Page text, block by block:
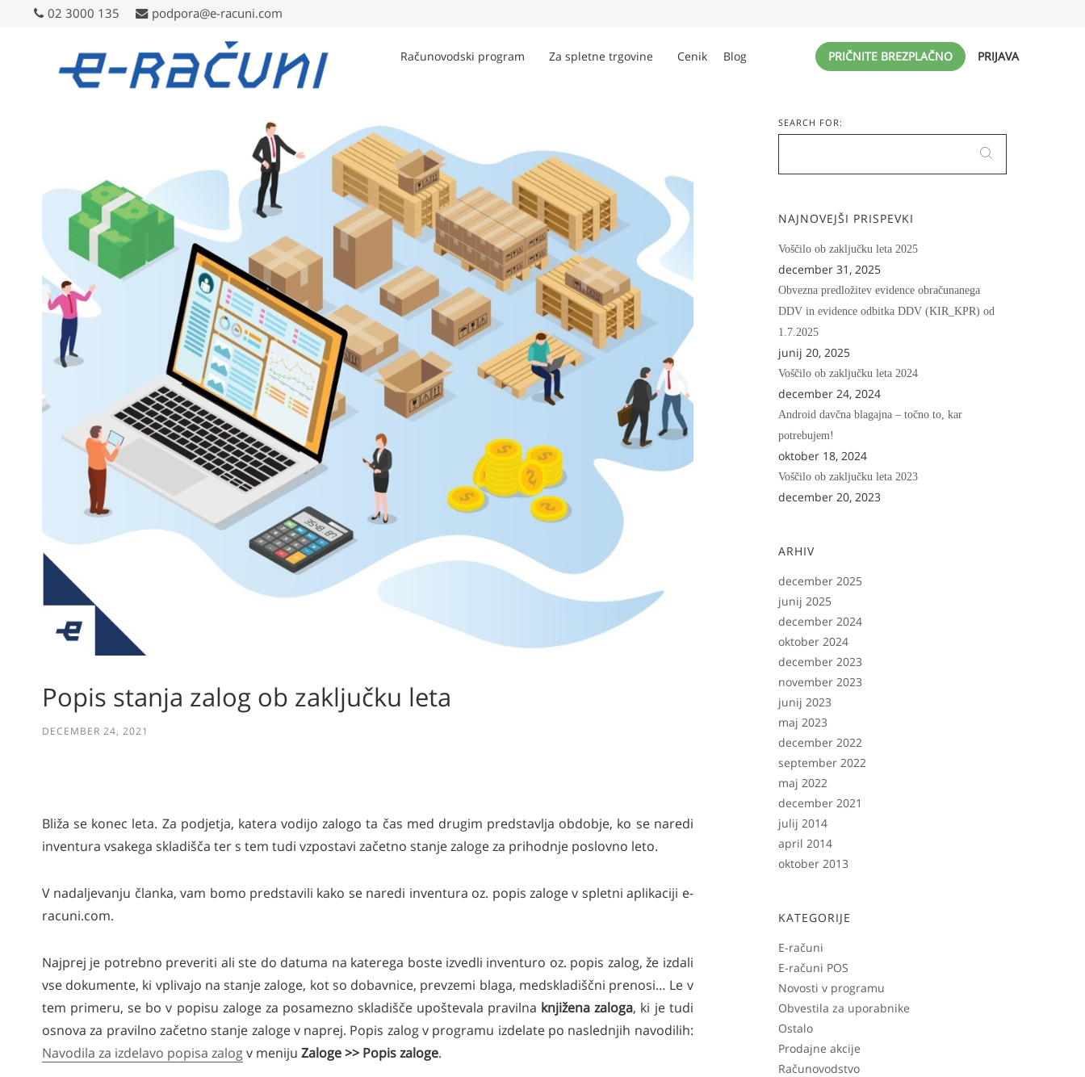
02 3000 135 podpora@e-racuni.com
Računovodski program Za spletne trgovine Cenik Blog PRIČNITE BREZPLAČNO PRIJAVA
02 3000 135 podpora@e-racuni.com
Popis stanja zalog ob zaključku leta
DECEMBER 24, 2021
Bliža se konec leta. Za podjetja, katera vodijo zalogo ta čas med drugim predstavlja obdobje, ko se naredi
inventura vsakega skladišča ter s tem tudi vzpostavi začetno stanje zaloge za prihodnje poslovno leto.
V nadaljevanju članka, vam bomo predstavili kako se naredi inventura oz. popis zaloge v spletni aplikaciji e-
racuni.com.
Najprej je potrebno preveriti ali ste do datuma na katerega boste izvedli inventuro oz. popis zalog, že izdali
vse dokumente, ki vplivajo na stanje zaloge, kot so dobavnice, prevzemi blaga, medskladiščni prenosi… Le v
tem primeru, se bo v popisu zaloge za posamezno skladišče upoštevala pravilna knjižena zaloga, ki je tudi
osnova za pravilno začetno stanje zaloge v naprej. Popis zalog v programu izdelate po naslednjih navodilih:
Navodila za izdelavo popisa zalogv meniju Zaloge >> Popis zaloge.
SEARCH FOR:
NAJNOVEJŠI PRISPEVKI
Voščilo ob zaključku leta 2025
december 31, 2025
Obvezna predložitev evidence obračunanega
DDV in evidence odbitka DDV (KIR_KPR) od
1.7.2025
junij 20, 2025
Voščilo ob zaključku leta 2024
december 24, 2024
Android davčna blagajna – točno to, kar
potrebujem!
oktober 18, 2024
Voščilo ob zaključku leta 2023
december 20, 2023
ARHIV
december 2025
junij 2025
december 2024
oktober 2024
december 2023
november 2023
junij 2023
maj 2023
december 2022
september 2022
maj 2022
december 2021
julij 2014
april 2014
oktober 2013
KATEGORIJE
E-računi
E-računi POS
Novosti v programu
Obvestila za uporabnike
Ostalo
Prodajne akcije
Računovodstvo